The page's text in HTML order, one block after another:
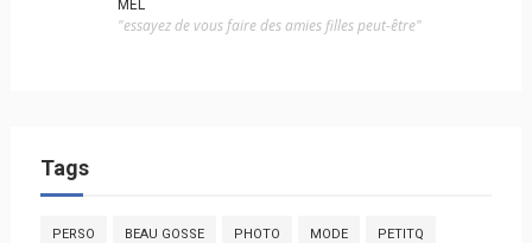
MÉL
"essayez de vous faire des amies filles peut-être"
Tags
PERSO BEAU GOSSE PHOTO MODE PETITQ